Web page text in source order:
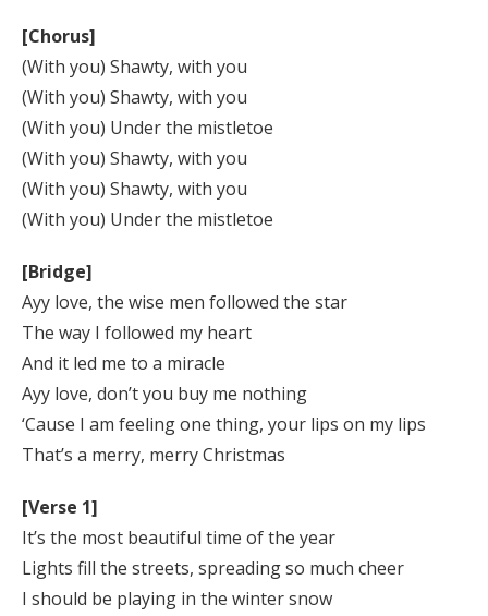
[Chorus]
(With you) Shawty, with you
(With you) Shawty, with you
(With you) Under the mistletoe
(With you) Shawty, with you
(With you) Shawty, with you
(With you) Under the mistletoe
[Bridge]
Ayy love, the wise men followed the star
The way I followed my heart
And it led me to a miracle
Ayy love, don’t you buy me nothing
‘Cause I am feeling one thing, your lips on my lips
That’s a merry, merry Christmas
[Verse 1]
It’s the most beautiful time of the year
Lights fill the streets, spreading so much cheer
I should be playing in the winter snow